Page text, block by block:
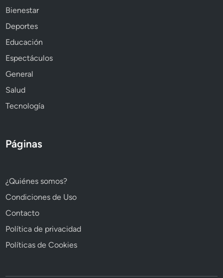
Bienestar
Deportes
Educación
Espectáculos
General
Salud
Tecnología
Páginas
¿Quiénes somos?
Condiciones de Uso
Contacto
Política de privacidad
Políticas de Cookies